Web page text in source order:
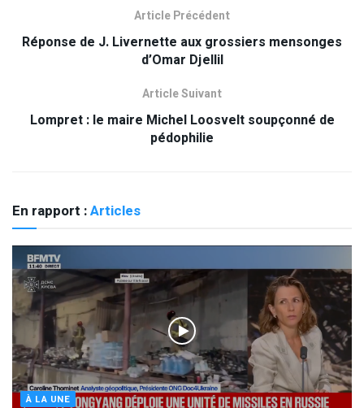
Article Précédent
Réponse de J. Livernette aux grossiers mensonges
d’Omar Djellil
Article Suivant
Lompret : le maire Michel Loosvelt soupçonné de
pédophilie
En rapport :Articles
À LA UNE